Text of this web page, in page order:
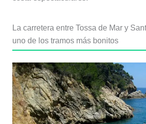
La carretera entre Tossa de Mar y
uno de los tramos más bonitos